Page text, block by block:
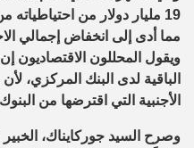
19 مليار دولار من
احتياطياته
ويقول المحللون الاقتصاديون
الباقية لدى البنك المركزي،
الأجنبية التي اقترضها من
وصرح السيد جوركايناك، الخبير